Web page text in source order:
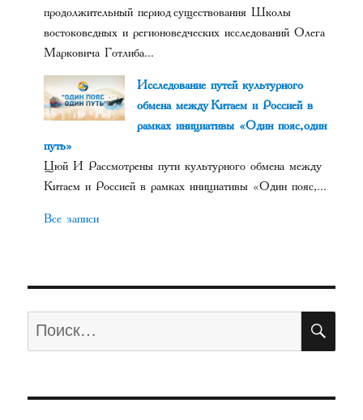
продолжительный период существования Школы
востоковедных и регионоведческих исследований Олега
Марковича Готлиба...
Исследование путей культурного
обмена между Китаем и Россией в
рамках инициативы «Один пояс, один
путь»
Цюй И Рассмотрены пути культурного обмена между
Китаем и Россией в рамках инициативы «Один пояс,...
Все записи